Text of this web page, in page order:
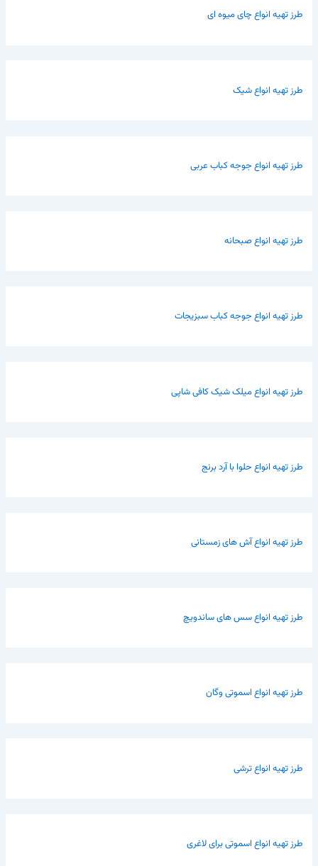
طرز تهیه انواع چای میوه ای
طرز تهیه انواع شیک
طرز تهیه انواع جوجه کباب عربی
طرز تهیه انواع صبحانه
طرز تهیه انواع جوجه کباب سبزیجات
طرز تهیه انواع میلک شیک کافی شاپی
طرز تهیه انواع حلوا با آرد برنج
طرز تهیه انواع آش های زمستانی
طرز تهیه انواع سس های ساندویچ
طرز تهیه انواع اسموتی وگان
طرز تهیه انواع ترشی
طرز تهیه انواع اسموتی برای لاغری